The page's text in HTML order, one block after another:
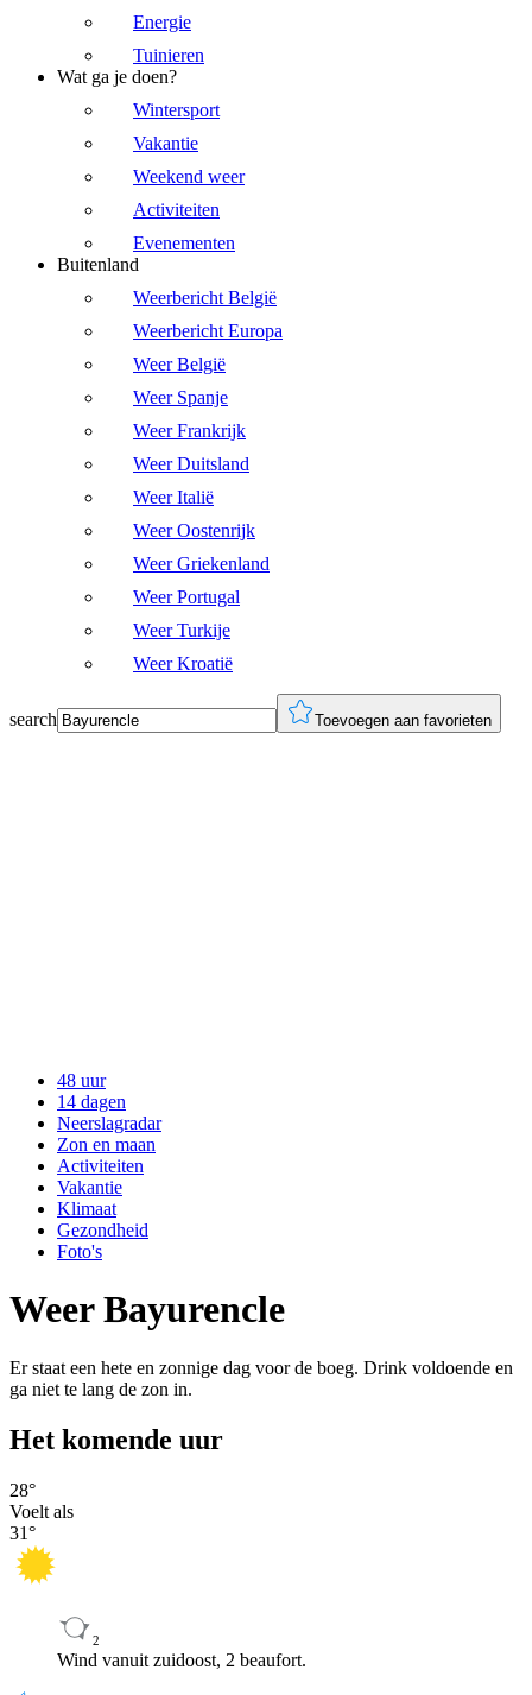
Energie
Tuinieren
Wat ga je doen?
Wintersport
Vakantie
Weekend weer
Activiteiten
Evenementen
Buitenland
Weerbericht België
Weerbericht Europa
Weer België
Weer Spanje
Weer Frankrijk
Weer Duitsland
Weer Italië
Weer Oostenrijk
Weer Griekenland
Weer Portugal
Weer Turkije
Weer Kroatië
search Toevoegen aan favorieten
48 uur
14 dagen
Neerslagradar
Zon en maan
Activiteiten
Vakantie
Klimaat
Gezondheid
Foto's
Weer Bayurencle
Er staat een hete en zonnige dag voor de boeg. Drink voldoende en
ga niet te lang de zon in.
Het komende uur
28°
Voelt als
31°
2
Wind vanuit zuidoost, 2 beaufort.